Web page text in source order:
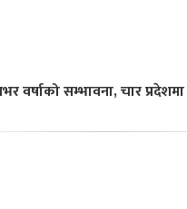
सम्भावना, चार प्रदेशमा